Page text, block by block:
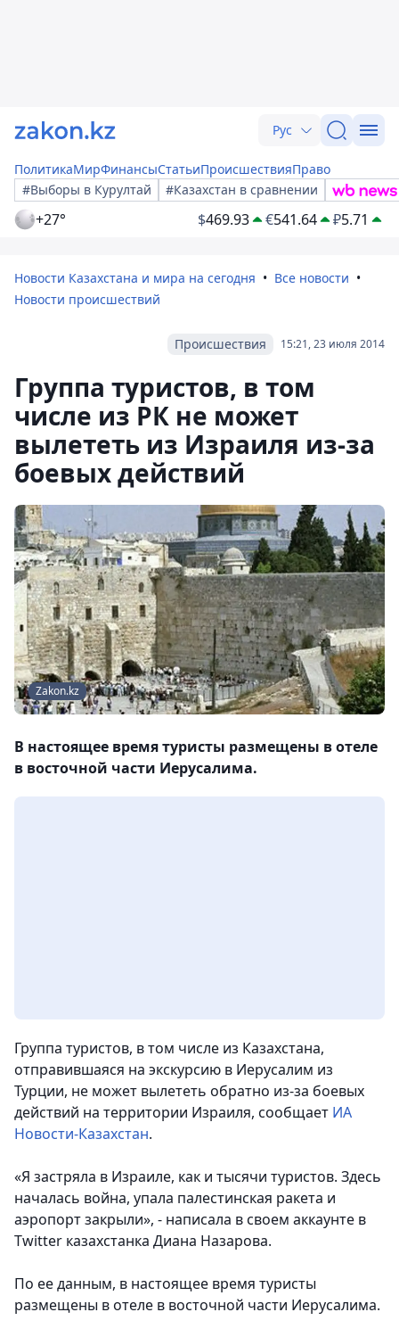
Рус
ПолитикаМирФинансыСтатьиПроисшествияПраво
#Выборы в Курултай
#Казахстан в сравнении
+27° $469.93 €541.64 ₽5.71
Новости Казахстана и мира на сегодня
Все новости
Новости происшествий
15:21, 23 июля 2014
Происшествия
Группа туристов, в том
числе из РК не может
вылететь из Израиля из-за
боевых действий
Zakon.kz
В настоящее время туристы размещены в отеле
в восточной части Иерусалима.
Группа туристов, в том числе из Казахстана,
отправившаяся на экскурсию в Иерусалим из
Турции, не может вылететь обратно из-за боевых
действий на территории Израиля, сообщает ИА
Новости-Казахстан.
«Я застряла в Израиле, как и тысячи туристов. Здесь
началась война, упала палестинская ракета и
аэропорт закрыли», - написала в своем аккаунте в
Twitter казахстанка Диана Назарова.
По ее данным, в настоящее время туристы
размещены в отеле в восточной части Иерусалима.